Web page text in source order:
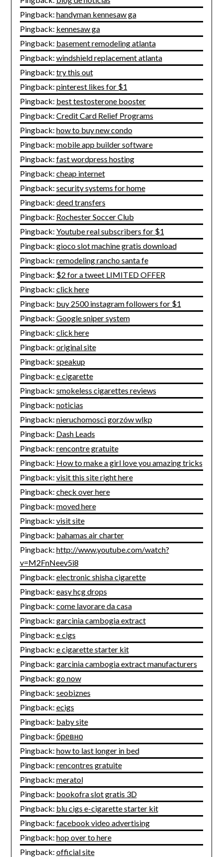
Pingback: handyman kennesaw ga
Pingback: kennesaw ga
Pingback: basement remodeling atlanta
Pingback: windshield replacement atlanta
Pingback: try this out
Pingback: pinterest likes for $1
Pingback: best testosterone booster
Pingback: Credit Card Relief Programs
Pingback: how to buy new condo
Pingback: mobile app builder software
Pingback: fast wordpress hosting
Pingback: cheap internet
Pingback: security systems for home
Pingback: deed transfers
Pingback: Rochester Soccer Club
Pingback: Youtube real subscribers for $1
Pingback: gioco slot machine gratis download
Pingback: remodeling rancho santa fe
Pingback: $2 for a tweet LIMITED OFFER
Pingback: click here
Pingback: buy 2500 instagram followers for $1
Pingback: Google sniper system
Pingback: click here
Pingback: original site
Pingback: speakup
Pingback: e cigarette
Pingback: smokeless cigarettes reviews
Pingback: noticias
Pingback: nieruchomosci gorzów wlkp
Pingback: Dash Leads
Pingback: rencontre gratuite
Pingback: How to make a girl love you amazing tricks
Pingback: visit this site right here
Pingback: check over here
Pingback: moved here
Pingback: visit site
Pingback: bahamas air charter
Pingback: http://www.youtube.com/watch?
v=M2FnNeev5i8
Pingback: electronic shisha cigarette
Pingback: easy hcg drops
Pingback: come lavorare da casa
Pingback: garcinia cambogia extract
Pingback: e cigs
Pingback: e cigarette starter kit
Pingback: garcinia cambogia extract manufacturers
Pingback: go now
Pingback: seobiznes
Pingback: ecigs
Pingback: baby site
Pingback: бревно
Pingback: how to last longer in bed
Pingback: rencontres gratuite
Pingback: meratol
Pingback: bookofra slot gratis 3D
Pingback: blu cigs e-cigarette starter kit
Pingback: facebook video advertising
Pingback: hop over to here
Pingback: official site